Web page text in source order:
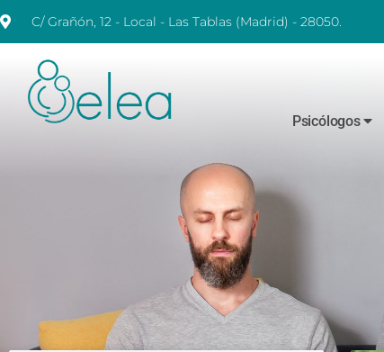
C/ Grañón, 12 - Local - Las Tablas (Madrid) - 28050.
Psicólogos